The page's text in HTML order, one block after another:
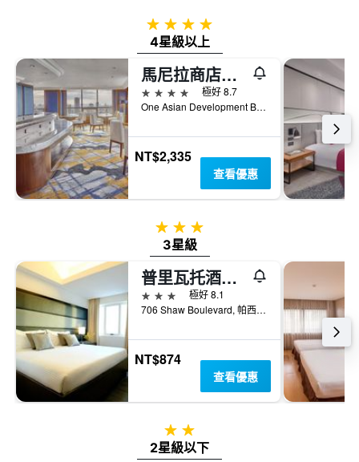
天
找
到
的
本
週
間
格。
有
1
條
Y
軸，
顯
示
間
的
格
4星級
4星級以上
馬尼拉商店街假日酒店 - 帕西格
4星級
極好 8.7
One Asian Development Bank Avenue, 帕西格, 菲律賓
NT$2,335
查看優惠
3星級
3星級
普里瓦托酒店 - 帕西格
3星級
極好 8.1
706 Shaw Boulevard, 帕西格, 菲律賓
NT$874
查看優惠
2星級
2星級以下